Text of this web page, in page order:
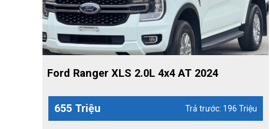
Ford Ranger XLS 2.0L 4x4 AT 2024
655 Triệu Trả trước: 196 Triệu